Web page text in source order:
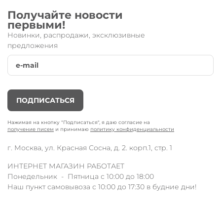
Получайте новости
первыми!
Новинки, распродажи, эксклюзивные
предложения
ПОДПИСАТЬСЯ
Нажимая на кнопку "Подписаться", я даю согласие на
получение писем и принимаю политику конфиденциальности
г. Москва, ул. Красная Сосна, д. 2. корп.1, стр. 1
ИНТЕРНЕТ МАГАЗИН РАБОТАЕТ
Понедельник - Пятница с 10:00 до 18:00
Наш пункт самовывоза с 10:00 до 17:30 в будние дни!